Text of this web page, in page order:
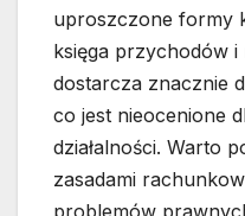
uproszczone formy
księga przychodów
dostarcza znacznie
co jest nieocenione
działalności. Warto
zasadami